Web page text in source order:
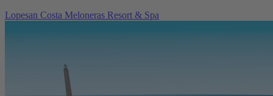
Lopesan Costa Meloneras Resort & Spa